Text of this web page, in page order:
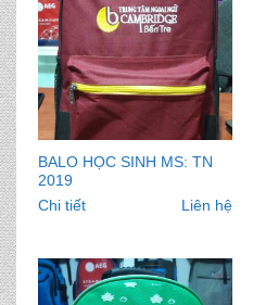
BALO HỌC SINH MS: TN
2019
Chi tiết
Liên hệ